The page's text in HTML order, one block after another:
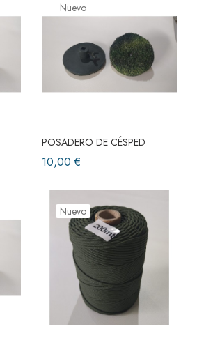
Nuevo
POSADERO DE CÉSPED
10,00 €
Nuevo